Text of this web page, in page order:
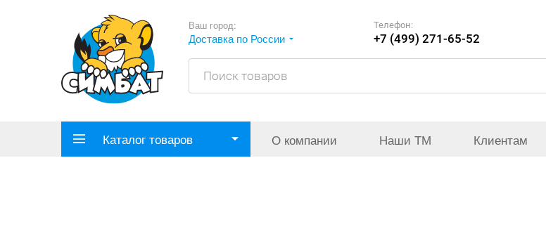
Ваш город:
Доставка по России
Телефон:
+7 (499) 271-65-52
Каталог товаров О компании Наши ТМ Клиентам